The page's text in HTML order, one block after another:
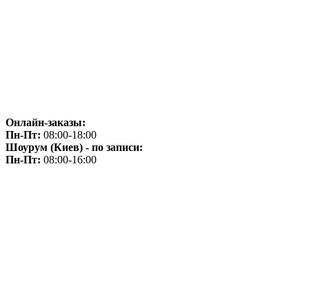
Онлайн-заказы:
Пн-Пт: 08:00-18:00
Шоурум (Киев) - по записи:
Пн-Пт: 08:00-16:00